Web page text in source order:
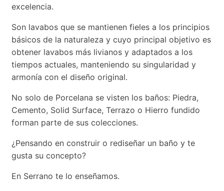
excelencia.
Son lavabos que se mantienen fieles a los principios
básicos de la naturaleza y cuyo principal objetivo es
obtener lavabos más livianos y adaptados a los
tiempos actuales, manteniendo su singularidad y
armonía con el diseño original.
No solo de Porcelana se visten los baños: Piedra,
Cemento, Solid Surface, Terrazo o Hierro fundido
forman parte de sus colecciones.
¿Pensando en construir o rediseñar un baño y te
gusta su concepto?
En Serrano te lo enseñamos.